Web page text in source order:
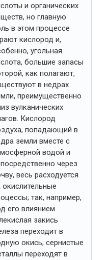
и органических
но главную
в этом процессе
кислород и,
угольная
большие запасы
как полагают,
в недрах
преимущественно
вулканических
Кислород
попадающий в
земли вместе с
водой и
через
весь расходуется
окислительные
так, например,
его влиянием
закись
переходит в
окись; сернистые
переходят в